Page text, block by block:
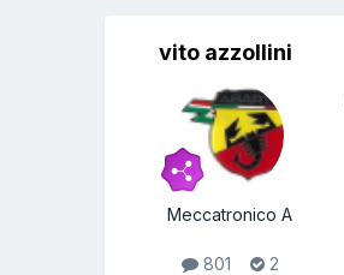
vito azzollini
Meccatronico A
801 2